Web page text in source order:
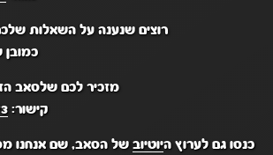
רוצים שנענה על השאלות
כמובן
מזכיר לכם שלסאב
קישור:
כנסו גם לערוץ היוטיובשל הסאב, שם אנחנו